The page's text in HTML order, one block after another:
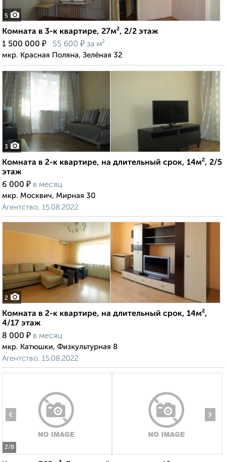
5
Комната в 3-к квартире, 27м², 2/2 этаж
1 500 000 ₽ 55 600 ₽ за м²
мкр. Красная Поляна, Зелёная 32
3
Комната в 2-к квартире, на длительный срок, 14м², 2/5
этаж
6 000 ₽ в месяц
мкр. Москвич, Мирная 30
Агентство, 15.08.2022
2
Комната в 2-к квартире, на длительный срок, 14м²,
4/17 этаж
8 000 ₽ в месяц
мкр. Катюшки, Физкультурная 8
Агентство, 15.08.2022
2/8
‹ ›